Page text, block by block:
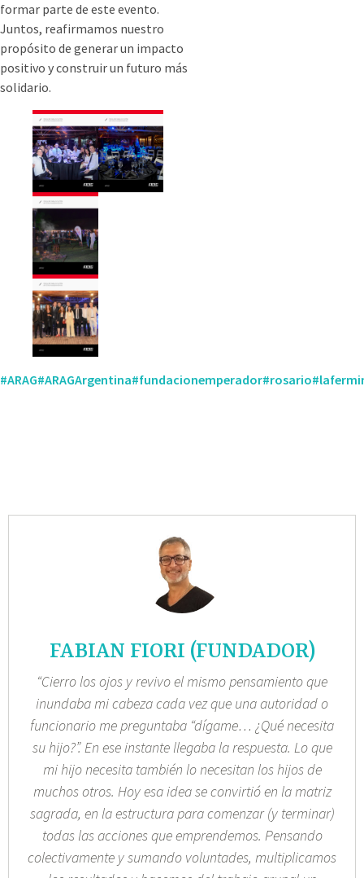
formar parte de este evento.
Juntos, reafirmamos nuestro
propósito de generar un impacto
positivo y construir un futuro más
solidario.
#ARAG#ARAGArgentina#fundacionemperador#rosario
FABIAN FIORI (FUNDADOR)
“Cierro los ojos y revivo el mismo pensamiento que
inundaba mi cabeza cada vez que una autoridad o
funcionario me preguntaba “dígame… ¿Qué necesita
su hijo?”. En ese instante llegaba la respuesta. Lo que
mi hijo necesita también lo necesitan los hijos de
muchos otros. Hoy esa idea se convirtió en la matriz
sagrada, en la estructura para comenzar (y terminar)
todas las acciones que emprendemos. Pensando
colectivamente y sumando voluntades, multiplicamos